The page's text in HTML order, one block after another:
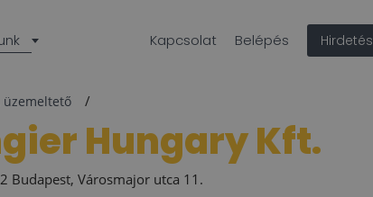
Kapcsolat Belépés
üzemeltető
Hungary Kft.
Budapest, Városmajor utca 11.